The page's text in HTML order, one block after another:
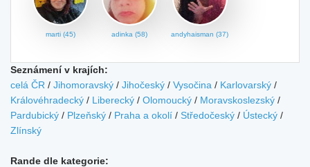
marti (45) adinka (58) andyhaisman (37)
Seznámení v krajích:
celá ČR / Jihomoravský / Jihočeský / Vysočina / Karlovarský /
Královéhradecký / Liberecký / Olomoucký / Moravskoslezský /
Pardubický / Plzeňský / Praha a okolí / Středočeský / Ústecký /
Zlínský
Rande dle kategorie: